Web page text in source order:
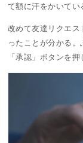
て額に汗をかいてい
改めて友達リクエ
ったことが分かる
「承認」ボタンを押